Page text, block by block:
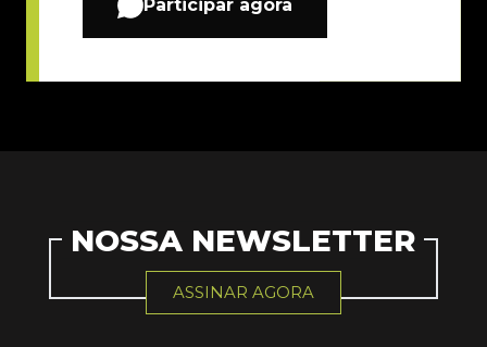
Participar agora
NOSSA NEWSLETTER
ASSINAR AGORA